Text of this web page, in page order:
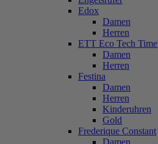
Edox
Damen
Herren
ETT Eco Tech Time
Damen
Herren
Festina
Damen
Herren
Kinderuhren
Gold
Frederique Constant
Damen